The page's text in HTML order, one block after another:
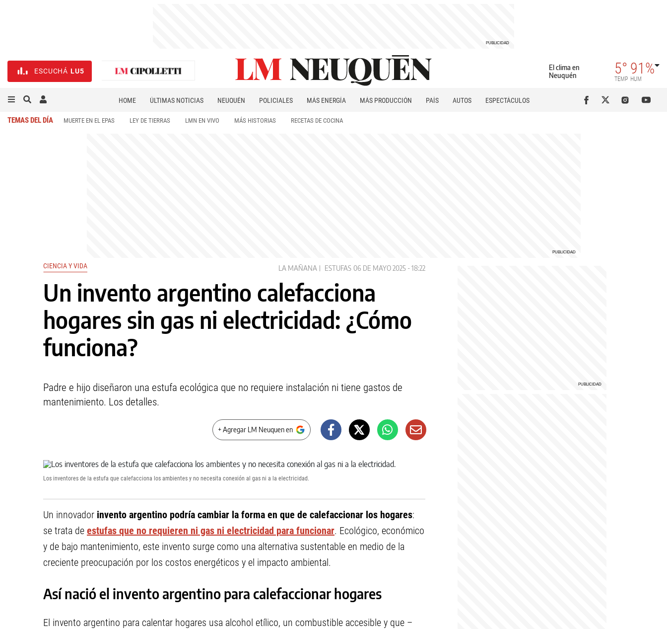
ESCUCHÁ LU5
El clima en
Neuquén
5°
TEMP
91%
HUM
HOME ÚLTIMAS NOTICIAS NEUQUÉN POLICIALES MÁS ENERGÍA MÁS PRODUCCIÓN PAÍS AUTOS
ESPECTÁCULOS
TEMAS DEL DÍA MUERTE EN EL EPAS LEY DE TIERRAS LMN EN VIVO MÁS HISTORIAS RECETAS DE COCINA
CIENCIA Y VIDA LA MAÑANA ESTUFAS 06 DE MAYO 2025 - 18:22
Un invento argentino calefacciona
hogares sin gas ni electricidad: ¿Cómo
funciona?
Padre e hijo diseñaron una estufa ecológica que no requiere instalación ni tiene gastos de
mantenimiento. Los detalles.
+ Agregar LM Neuquen en
Los inventores de la estufa que calefacciona los ambientes y no necesita conexión al gas ni a la electricidad.
Un innovador invento argentino podría cambiar la forma en que de calefaccionar los hogares:
se trata de estufas que no requieren ni gas ni electricidad para funcionar. Ecológico, económico
y de bajo mantenimiento, este invento surge como una alternativa sustentable en medio de la
creciente preocupación por los costos energéticos y el impacto ambiental.
Así nació el invento argentino para calefaccionar hogares
El invento argentino para calentar hogares usa alcohol etílico, un combustible accesible y que –